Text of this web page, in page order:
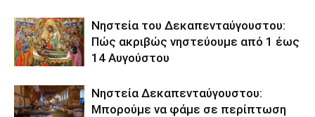
Νηστεία του Δεκαπενταύγουστου:
Πώς ακριβώς νηστεύουμε από 1 έως
14 Αυγούστου
Νηστεία Δεκαπενταύγουστου:
Μπορούμε να φάμε σε περίπτωση